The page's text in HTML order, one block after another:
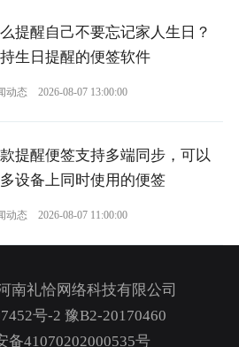
提醒自己不要忘记家人生日？
生日提醒的便签软件
动态 2026-08-07 13:00:00
提醒便签支持多端同步，可以
设备上同时使用的便签
动态 2026-08-07 11:00:00
南礼恰网络科技有限公司
号-2 豫B2-20170460
备41070202000535号